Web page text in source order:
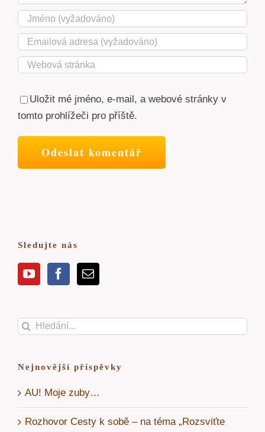
Uložit mé jméno, e-mail, a webové stránky v
tomto prohlížeči pro příště.
Sledujte nás
Hledat:
Nejnovější příspěvky
AU! Moje zuby…
Rozhovor Cesty k sobě – na téma „Rozsviťte